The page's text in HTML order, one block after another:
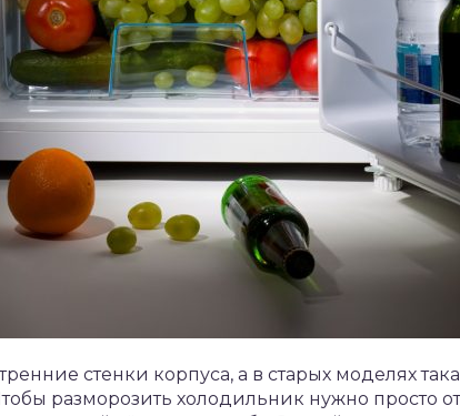
стенки корпуса, а в старых моделях
разморозить холодильник нужно просто